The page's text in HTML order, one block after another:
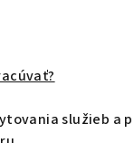
služieb a